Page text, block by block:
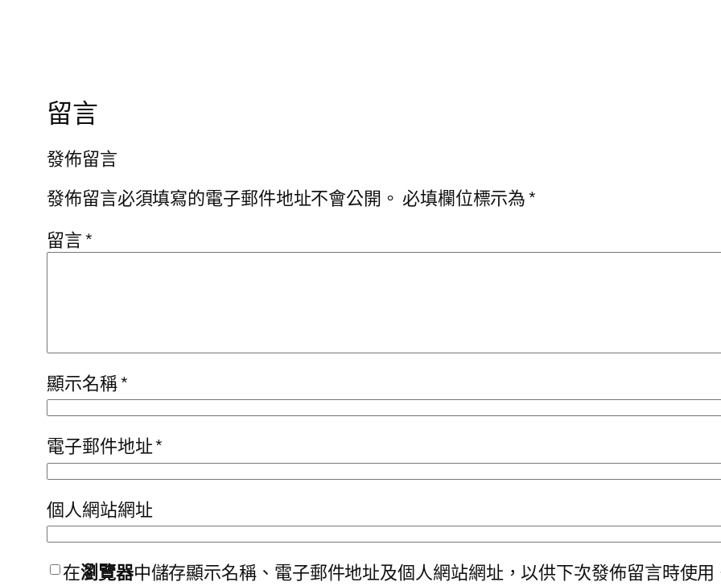
留言
發佈留言
發佈留言必須填寫的電子郵件地址不會公開。 必填欄位標示為*
留言*
顯示名稱*
電子郵件地址*
個人網站網址
在瀏覽器中儲存顯示名稱、電子郵件地址及個人網站網址，以供下次發佈留言時使用